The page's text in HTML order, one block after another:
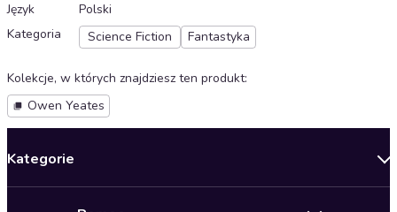
Język
Polski
Kategoria
Science Fiction Fantastyka
Kolekcje, w których znajdziesz ten produkt:
Owen Yeates
Kategorie